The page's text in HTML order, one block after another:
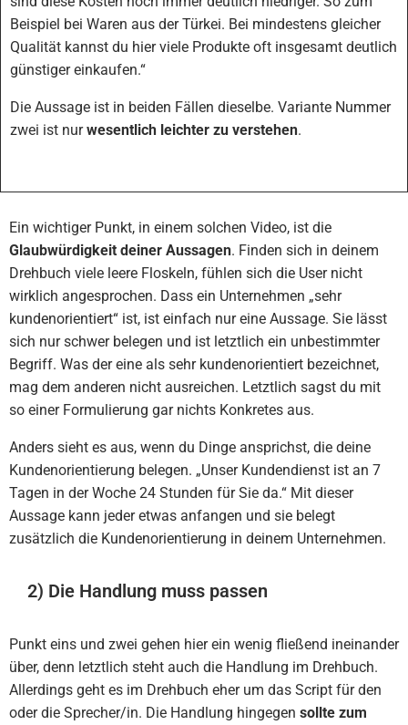
Beispiel bei Waren aus der Türkei. Bei mindestens gleicher
Qualität kannst du hier viele Produkte oft insgesamt deutlich
günstiger einkaufen.“
Die Aussage ist in beiden Fällen dieselbe. Variante Nummer
zwei ist nurwesentlich leichter zu verstehen.
Ein wichtiger Punkt, in einem solchen Video, ist die
Glaubwürdigkeit deiner Aussagen. Finden sich in deinem
Drehbuch viele leere Floskeln, fühlen sich die User nicht
wirklich angesprochen. Dass ein Unternehmen „sehr
kundenorientiert“ ist, ist einfach nur eine Aussage. Sie lässt
sich nur schwer belegen und ist letztlich ein unbestimmter
Begriff. Was der eine als sehr kundenorientiert bezeichnet,
mag dem anderen nicht ausreichen. Letztlich sagst du mit
so einer Formulierung gar nichts Konkretes aus.
Anders sieht es aus, wenn du Dinge ansprichst, die deine
Kundenorientierung belegen. „Unser Kundendienst ist an 7
Tagen in der Woche 24 Stunden für Sie da.“ Mit dieser
Aussage kann jeder etwas anfangen und sie belegt
zusätzlich die Kundenorientierung in deinem Unternehmen.
2) Die Handlung muss passen
Punkt eins und zwei gehen hier ein wenig fließend ineinander
über, denn letztlich steht auch die Handlung im Drehbuch.
Allerdings geht es im Drehbuch eher um das Script für den
oder die Sprecher/in. Die Handlung hingegen sollte zum